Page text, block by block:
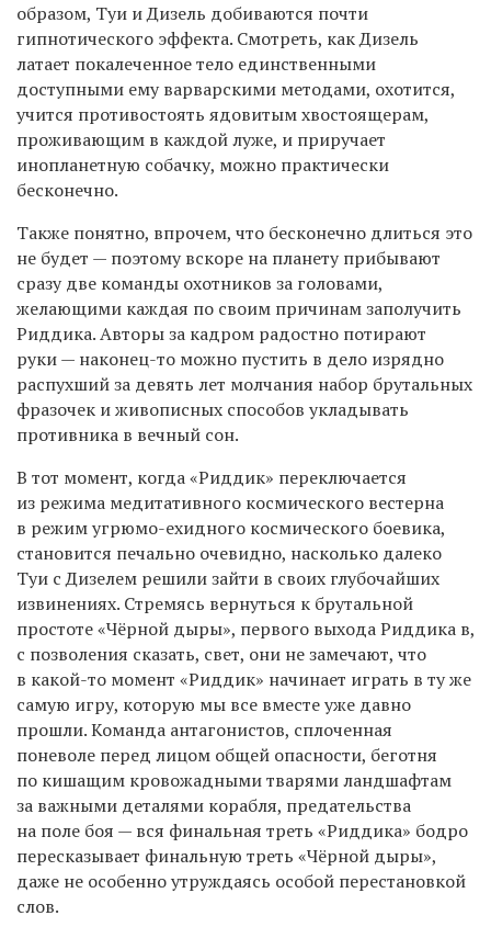
образом, Туи и Дизель добиваются почти
гипнотического эффекта. Смотреть, как Дизель
латает покалеченное тело единственными
доступными ему варварскими методами, охотится,
учится противостоять ядовитым хвостоящерам,
проживающим в каждой луже, и приручает
инопланетную собачку, можно практически
бесконечно.
Также понятно, впрочем, что бесконечно длиться это
не будет — поэтому вскоре на планету прибывают
сразу две команды охотников за головами,
желающими каждая по своим причинам заполучить
Риддика. Авторы за кадром радостно потирают
руки — наконец-то можно пустить в дело изрядно
распухший за девять лет молчания набор брутальных
фразочек и живописных способов укладывать
противника в вечный сон.
В тот момент, когда «Риддик» переключается
из режима медитативного космического вестерна
в режим угрюмо-ехидного космического боевика,
становится печально очевидно, насколько далеко
Туи с Дизелем решили зайти в своих глубочайших
извинениях. Стремясь вернуться к брутальной
простоте «Чёрной дыры», первого выхода Риддика в,
с позволения сказать, свет, они не замечают, что
в какой-то момент «Риддик» начинает играть в ту же
самую игру, которую мы все вместе уже давно
прошли. Команда антагонистов, сплоченная
поневоле перед лицом общей опасности, беготня
по кишащим кровожадными тварями ландшафтам
за важными деталями корабля, предательства
на поле боя — вся финальная треть «Риддика» бодро
пересказывает финальную треть «Чёрной дыры»,
даже не особенно утруждаясь особой перестановкой
слов.